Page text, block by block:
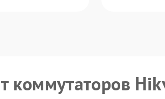
коммутаторов